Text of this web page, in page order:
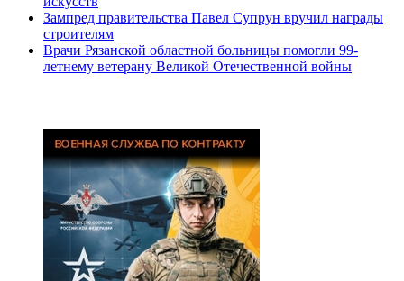
Зампред правительства Павел Супрун вручил награды
строителям
Врачи Рязанской областной больницы помогли 99-
летнему ветерану Великой Отечественной войны